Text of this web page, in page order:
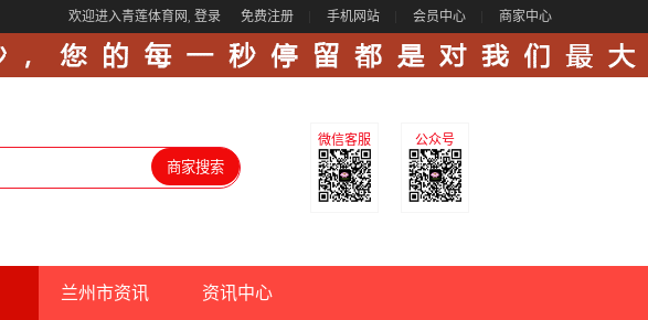
欢迎进入青莲体育网, 登录 免费注册 手机网站 会员中心 商家中心
公众号
微信客服
兰州市资讯 资讯中心